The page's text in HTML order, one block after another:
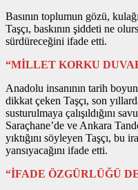
Basının toplumun gözü,
Taşçı, baskının şiddeti ne
sürdüreceğini ifade etti.
“MİLLET KORKU
Anadolu insanının tarih
dikkat çeken Taşçı, son
susturulmaya çalışıldığını
Saraçhane’de ve Ankara
yıktığını söyleyen Taşçı, bu
yansıyacağını ifade etti.
“İFADE ÖZGÜRLÜĞÜ